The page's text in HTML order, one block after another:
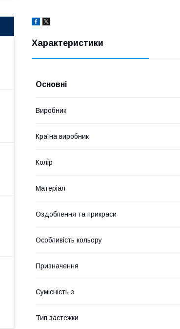
Характеристики
Основні
Виробник
Країна виробник
Колір
Матеріал
Оздоблення та прикраси
Особливість кольору
Призначення
Сумісність з
Тип застежки